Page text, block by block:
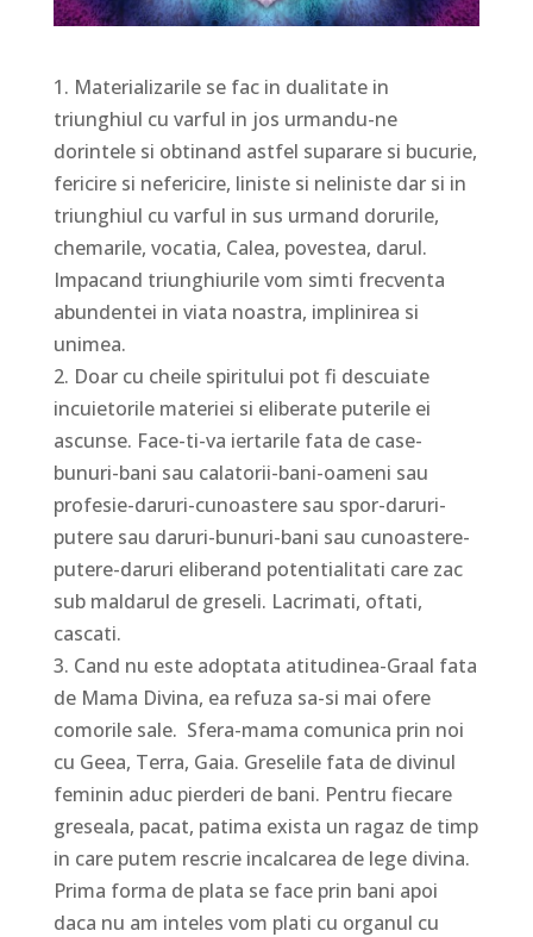
1. Materializarile se fac in dualitate in
triunghiul cu varful in jos urmandu-ne
dorintele si obtinand astfel suparare si bucurie,
fericire si nefericire, liniste si neliniste dar si in
triunghiul cu varful in sus urmand dorurile,
chemarile, vocatia, Calea, povestea, darul.
Impacand triunghiurile vom simti frecventa
abundentei in viata noastra, implinirea si
unimea.
2. Doar cu cheile spiritului pot fi descuiate
incuietorile materiei si eliberate puterile ei
ascunse. Face-ti-va iertarile fata de case-
bunuri-bani sau calatorii-bani-oameni sau
profesie-daruri-cunoastere sau spor-daruri-
putere sau daruri-bunuri-bani sau cunoastere-
putere-daruri eliberand potentialitati care zac
sub maldarul de greseli. Lacrimati, oftati,
cascati.
3. Cand nu este adoptata atitudinea-Graal fata
de Mama Divina, ea refuza sa-si mai ofere
comorile sale. Sfera-mama comunica prin noi
cu Geea, Terra, Gaia. Greselile fata de divinul
feminin aduc pierderi de bani. Pentru fiecare
greseala, pacat, patima exista un ragaz de timp
in care putem rescrie incalcarea de lege divina.
Prima forma de plata se face prin bani apoi
daca nu am inteles vom plati cu organul cu